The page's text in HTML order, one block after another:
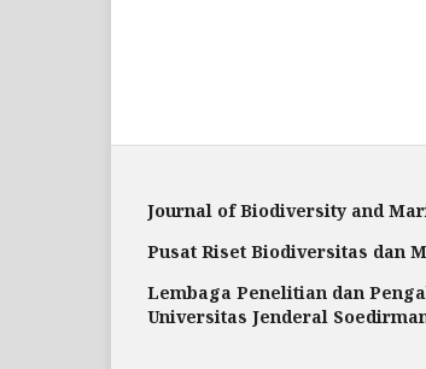
Journal of Biodiversity and
Pusat Riset Biodiversitas dan
Lembaga Penelitian dan
Universitas Jenderal